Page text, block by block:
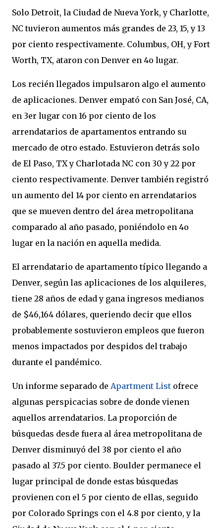
Solo Detroit, la Ciudad de Nueva York, y Charlotte,
NC tuvieron aumentos más grandes de 23, 15, y 13
por ciento respectivamente. Columbus, OH, y Fort
Worth, TX, ataron con Denver en 4o lugar.
Los recién llegados impulsaron algo el aumento
de aplicaciones. Denver empató con San José, CA,
en 3er lugar con 16 por ciento de los
arrendatarios de apartamentos entrando su
mercado de otro estado. Estuvieron detrás solo
de El Paso, TX y Charlotada NC con 30 y 22 por
ciento respectivamente. Denver también registró
un aumento del 14 por ciento en arrendatarios
que se mueven dentro del área metropolitana
comparado al año pasado, poniéndolo en 4o
lugar en la nación en aquella medida.
El arrendatario de apartamento típico llegando a
Denver, según las aplicaciones de los alquileres,
tiene 28 años de edad y gana ingresos medianos
de $46,164 dólares, queriendo decir que ellos
probablemente sostuvieron empleos que fueron
menos impactados por despidos del trabajo
durante el pandémico.
Un informe separado de Apartment List ofrece
algunas perspicacias sobre de donde vienen
aquellos arrendatarios. La proporción de
búsquedas desde fuera al área metropolitana de
Denver disminuyó del 38 por ciento el año
pasado al 37.5 por ciento. Boulder permanece el
lugar principal de donde estas búsquedas
provienen con el 5 por ciento de ellas, seguido
por Colorado Springs con el 4.8 por ciento, y la